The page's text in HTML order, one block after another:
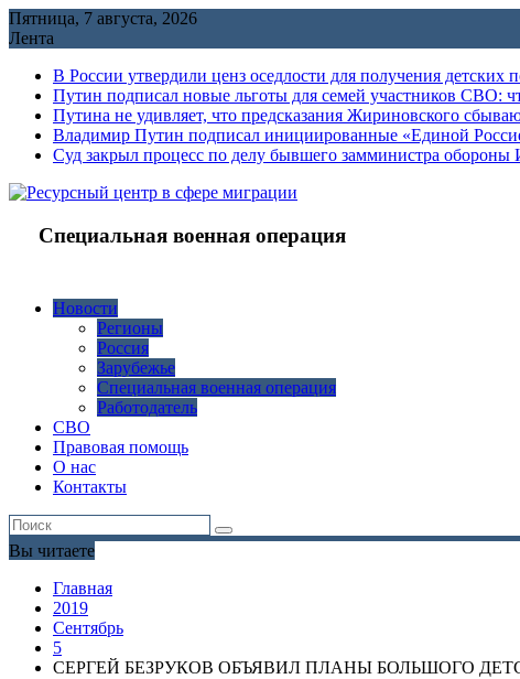
Перейти
к
Пятница, 7 августа, 2026
Лента
В России утвердили ценз оседлости для получения детских
Путин подписал новые льготы для семей участников СВО:
Путина не удивляет, что предсказания Жириновского
Владимир Путин подписал инициированные «Единой
Cуд закрыл процесс по делу бывшего замминистра обороны
Специальная военная операция
Новости
Регионы
Россия
Зарубежье
Специальная военная операция
Работодатель
СВО
Правовая помощь
О нас
Контакты
Вы читаете
Главная
2019
Сентябрь
5
СЕРГЕЙ БЕЗРУКОВ ОБЪЯВИЛ ПЛАНЫ БОЛЬШОГО